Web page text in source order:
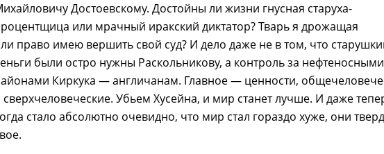
Достоевскому. Достойны ли жизни гнусная старуха-
или мрачный иракский диктатор? Тварь я дрожащая
право имею вершить свой суд? И дело даже не в том, что
были остро нужны Раскольникову, а контроль за нефтеносными
Киркука — англичанам. Главное — ценности,
сверхчеловеческие. Убьем Хусейна, и мир станет лучше. И даже
стало абсолютно очевидно, что мир стал гораздо хуже, они